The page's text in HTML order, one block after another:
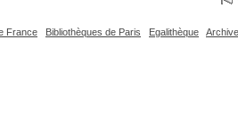
France Bibliothèques de Paris Egalithèque